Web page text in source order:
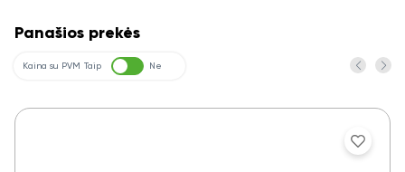
Panašios prekės
Kaina su PVM Taip Ne